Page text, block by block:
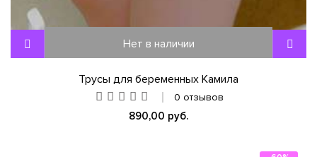
Нет в наличии
Трусы для беременных Камила
0 отзывов
890,00 руб.